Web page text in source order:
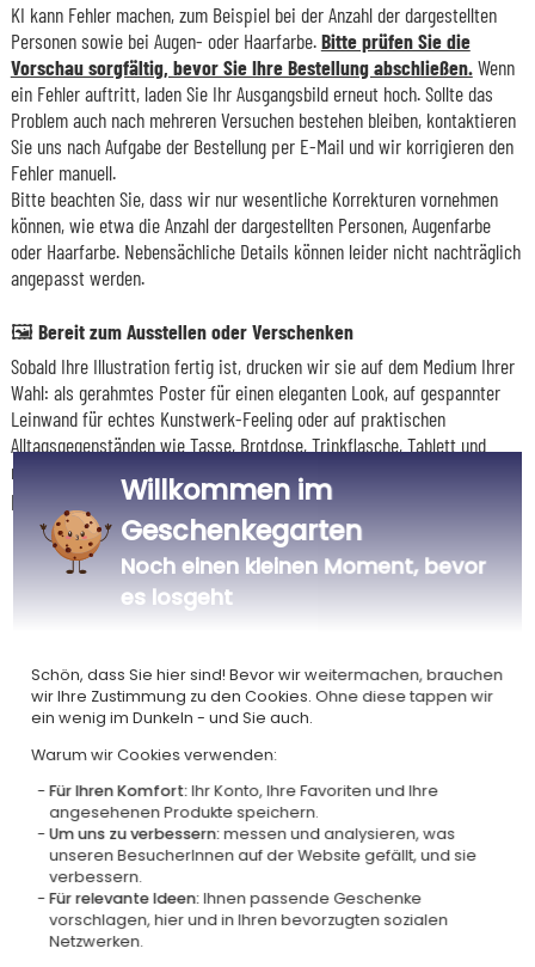
Unser Unternehmen Kadocom ist
Ecovadis Silver
Global Compact
Unsere CSR-Politik|Labels
KI kann Fehler machen, zum Beispiel bei der Anzahl der dargestellten
Personen sowie bei Augen- oder Haarfarbe.Bitte prüfen Sie die
Vorschau sorgfältig, bevor Sie Ihre Bestellung abschließen.Wenn
ein Fehler auftritt, laden Sie Ihr Ausgangsbild erneut hoch. Sollte das
Problem auch nach mehreren Versuchen bestehen bleiben, kontaktieren
Sie uns nach Aufgabe der Bestellung per E-Mail und wir korrigieren den
Fehler manuell.
Bitte beachten Sie, dass wir nur wesentliche Korrekturen vornehmen
können, wie etwa die Anzahl der dargestellten Personen, Augenfarbe
oder Haarfarbe. Nebensächliche Details können leider nicht nachträglich
angepasst werden.
🖼️ Bereit zum Ausstellen oder Verschenken
Sobald Ihre Illustration fertig ist, drucken wir sie auf dem Medium Ihrer
Wahl: als gerahmtes Poster für einen eleganten Look, auf gespannter
Leinwand für echtes Kunstwerk-Feeling oder auf praktischen
Alltagsgegenständen wie Tasse, Brotdose, Trinkflasche, Tablett und
mehr. Ein personalisiertes Andenken voller Witz und Kreativität –
perfekt für ein einzigartiges, unvergessliches Geschenk!
Willkommen im
Geschenkegarten
Noch einen kleinen Moment, bevor
es losgeht
Schön, dass Sie hier sind! Bevor wir weitermachen, brauchen
wir Ihre Zustimmung zu den Cookies. Ohne diese tappen wir
ein wenig im Dunkeln - und Sie auch.
Warum wir Cookies verwenden:
Für Ihren Komfort:Ihr Konto, Ihre Favoriten und Ihre
angesehenen Produkte speichern.
Um uns zu verbessern:messen und analysieren, was
unseren BesucherInnen auf der Website gefällt, und sie
verbessern.
Für relevante Ideen:Ihnen passende Geschenke
vorschlagen, hier und in Ihren bevorzugten sozialen
Netzwerken.